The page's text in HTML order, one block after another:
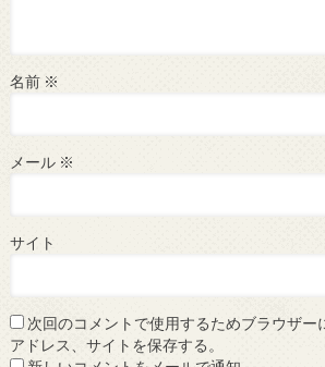
名前 ※
メール ※
サイト
次回のコメントで使用するためブラウザー
アドレス、サイトを保存する。